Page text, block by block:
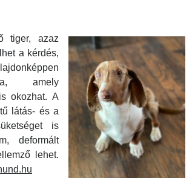
tiger, azaz
a kérdés,
amely
okozhat. A
látás- és a
is
deformált
lehet.